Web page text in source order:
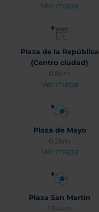
Ver mapa
Plaza de la República
(Centro ciudad)
0.8km
Ver mapa
Plaza de Mayo
0.2km
Ver mapa
Plaza San Martin
1.54km